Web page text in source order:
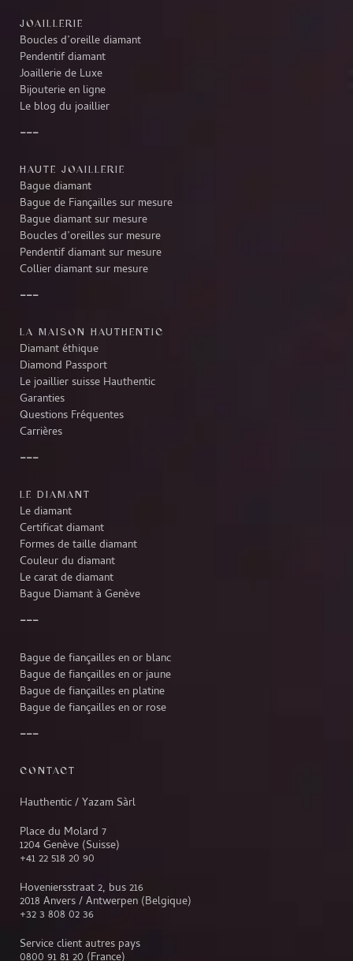
JOAILLERIE
Boucles d’oreille diamant
Pendentif diamant
Joaillerie de Luxe
Bijouterie en ligne
Le blog du joaillier
HAUTE JOAILLERIE
Bague diamant
Bague de Fiançailles sur mesure
Bague diamant sur mesure
Boucles d’oreilles sur mesure
Pendentif diamant sur mesure
Collier diamant sur mesure
LA MAISON HAUTHENTIC
Diamant éthique
Diamond Passport
Le joaillier suisse Hauthentic
Garanties
Questions Fréquentes
Carrières
LE DIAMANT
Le diamant
Certificat diamant
Formes de taille diamant
Couleur du diamant
Le carat de diamant
Bague Diamant à Genève
Bague de fiançailles en or blanc
Bague de fiançailles en or jaune
Bague de fiançailles en platine
Bague de fiançailles en or rose
CONTACT
Hauthentic / Yazam Sàrl
Place du Molard 7
1204 Genève (Suisse)
+41 22 518 20 90
Hoveniersstraat 2, bus 216
2018 Anvers / Antwerpen (Belgique)
+32 3 808 02 36
Service client autres pays